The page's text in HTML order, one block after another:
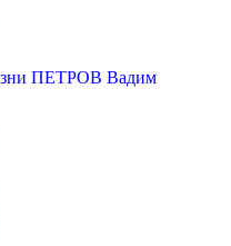
ПЕТРОВ Вадим